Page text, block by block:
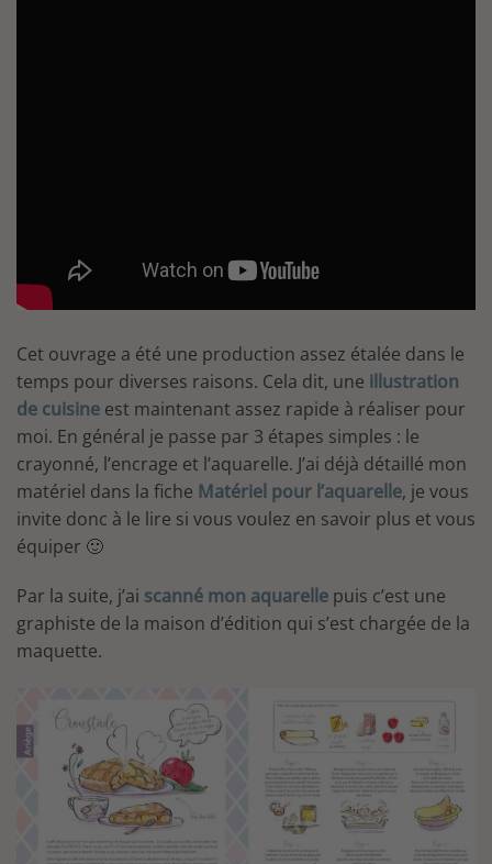
Cet ouvrage a été une production assez étalée dans le
temps pour diverses raisons. Cela dit, une illustration
de cuisine est maintenant assez rapide à réaliser pour
moi. En général je passe par 3 étapes simples : le
crayonné, l’encrage et l’aquarelle. J’ai déjà détaillé mon
matériel dans la fiche Matériel pour l’aquarelle, je vous
invite donc à le lire si vous voulez en savoir plus et vous
équiper 🙂
Par la suite, j’ai scanné mon aquarelle puis c’est une
graphiste de la maison d’édition qui s’est chargée de la
maquette.